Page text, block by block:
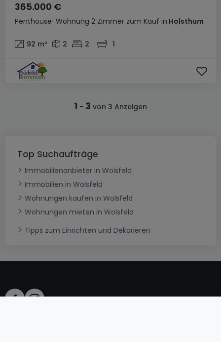
Penthouse-Wohnung 2 Zimmer zum Kauf in Holsthum
365.000 €
92 m² 2 2 1
1 - 3 von 3 Anzeigen
Top Suchaufträge
Immobilienanbieter in Wolsfeld
Immobilien in Wolsfeld
Wohnungen kaufen in Wolsfeld
Wohnungen mieten in Wolsfeld
Tipps zum Einrichten und Dekorieren